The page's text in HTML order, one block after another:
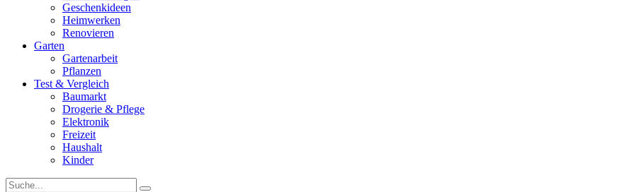
Geschenkideen
Heimwerken
Renovieren
Garten
Gartenarbeit
Pflanzen
Test & Vergleich
Baumarkt
Drogerie & Pflege
Elektronik
Freizeit
Haushalt
Kinder